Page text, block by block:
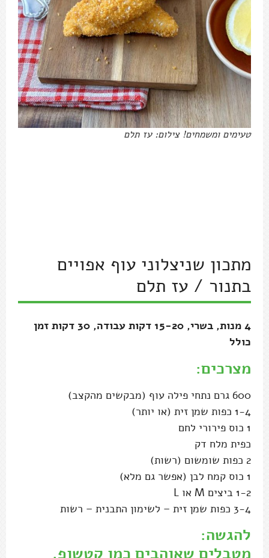
טעימים ומשמחים! צילום: עז תלם
מתכון שניצלוני עוף אפויים
בתנור / עז תלם
2 כפות שומשום (רשות)
1 כוס קמח לבן (אפשר גם מלא)
1-2 ביצים M או L
להגשה:
מטבלים שאוהבים כמו קטשופ,
חרדל, מיונז
אופן הכנה:
טורבו) .
שמים את פירורי הלחם, השומשום (אם
משתמשים) ואת שמן הזית במחבת.
מערבבים היטב וקולים מעל להבה בינונית במשך
2-4 דקות, תוך כדי ערבוב מתמיד, עד
שהפירורים מזהיבים מעט. מוציאים לצלחת
ומערבבים עם המלח.